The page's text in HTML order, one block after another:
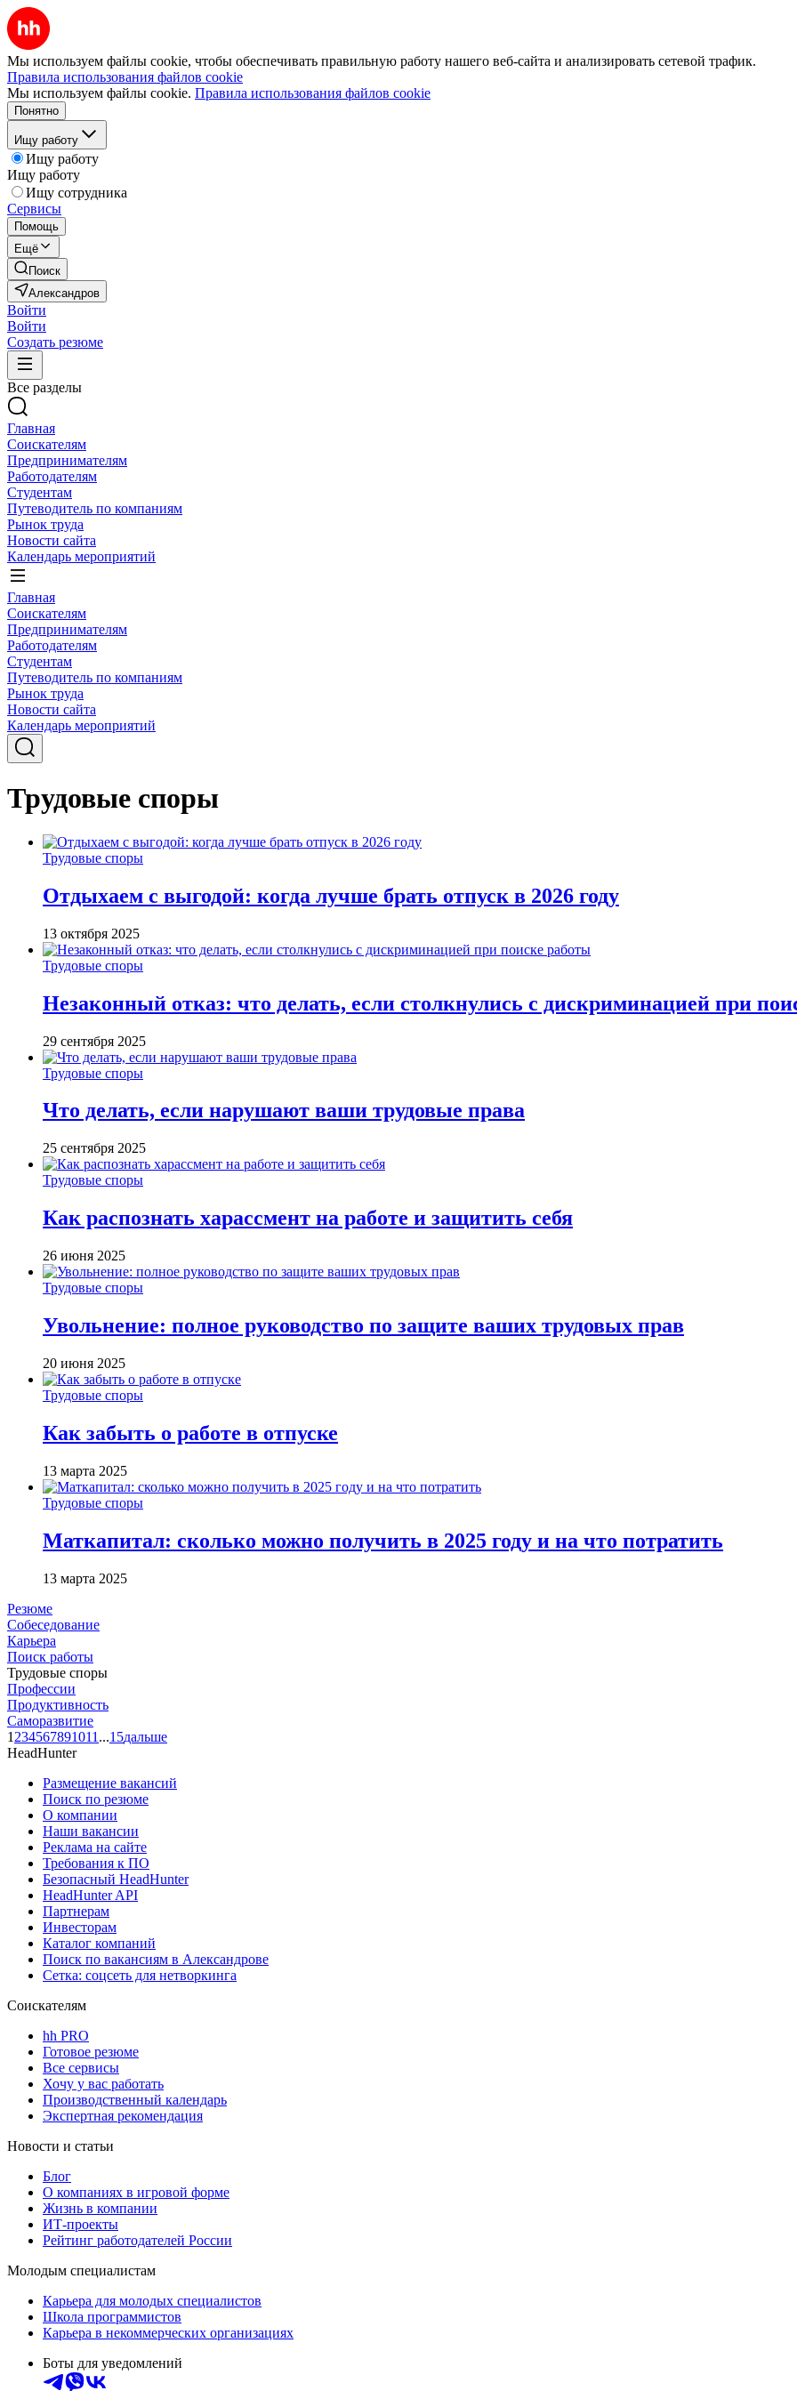
Мы используем файлы cookie, чтобы обеспечивать правильную работу нашего веб-сайта и анализировать сетевой трафик.
Правила использования файлов cookie
Мы используем файлы cookie. Правила использования файлов cookie
Понятно
Ищу работу
Ищу работу
Ищу работу
Ищу сотрудника
Сервисы
Помощь
Ещё
Поиск
Александров
Войти
Войти
Создать резюме
Все разделы
Главная
Соискателям
Предпринимателям
Работодателям
Студентам
Путеводитель по компаниям
Рынок труда
Новости сайта
Календарь мероприятий
Главная
Соискателям
Предпринимателям
Работодателям
Студентам
Путеводитель по компаниям
Рынок труда
Новости сайта
Календарь мероприятий
Трудовые споры
Трудовые споры
Отдыхаем с выгодой: когда лучше брать отпуск в 2026 году
13 октября 2025
Трудовые споры
Незаконный отказ: что делать, если столкнулись с дискриминацией при
29 сентября 2025
Трудовые споры
Что делать, если нарушают ваши трудовые права
25 сентября 2025
Трудовые споры
Как распознать харассмент на работе и защитить себя
26 июня 2025
Трудовые споры
Увольнение: полное руководство по защите ваших трудовых прав
20 июня 2025
Трудовые споры
Как забыть о работе в отпуске
13 марта 2025
Трудовые споры
Маткапитал: сколько можно получить в 2025 году и на что потратить
13 марта 2025
Резюме
Собеседование
Карьера
Поиск работы
Трудовые споры
Профессии
Продуктивность
Саморазвитие
1 234567891011 ...15дальше
HeadHunter
Размещение вакансий
Поиск по резюме
О компании
Наши вакансии
Реклама на сайте
Требования к ПО
Безопасный HeadHunter
HeadHunter API
Партнерам
Инвесторам
Каталог компаний
Поиск по вакансиям в Александрове
Сетка: соцсеть для нетворкинга
Соискателям
hh PRO
Готовое резюме
Все сервисы
Хочу у вас работать
Производственный календарь
Экспертная рекомендация
Новости и статьи
Блог
О компаниях в игровой форме
Жизнь в компании
ИТ-проекты
Рейтинг работодателей России
Молодым специалистам
Карьера для молодых специалистов
Школа программистов
Карьера в некоммерческих организациях
Боты для уведомлений